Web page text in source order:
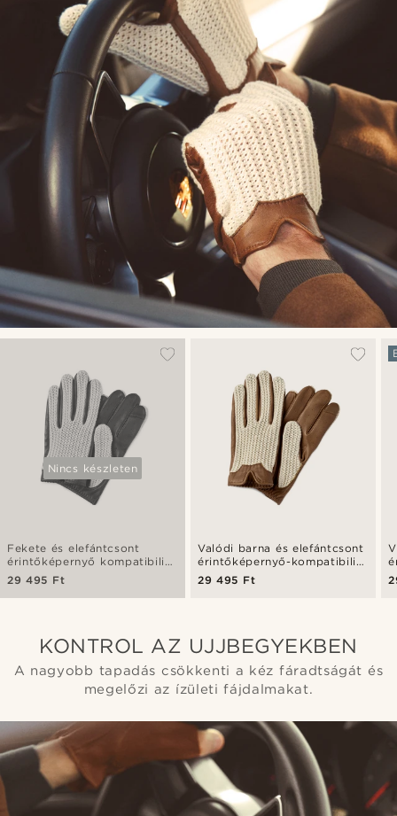
Nincs készleten
Fekete és elefántcsont
érintőképernyő kompatibilis
juhbőr sofőr kesztyű
29 495 Ft
Valódi barna és elefántcsont
érintőképernyő-kompatibilis
juhbőr sofőr kesztyű
29 495 Ft
KONTROL AZ UJJBEGYEKBEN
A nagyobb tapadás csökkenti a kéz fáradtságát és
megelőzi az ízületi fájdalmakat.